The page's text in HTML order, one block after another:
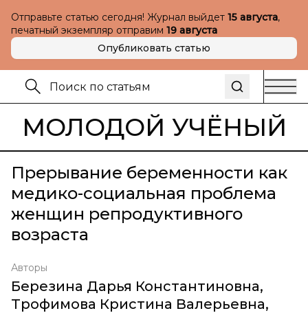
Отправьте статью сегодня! Журнал выйдет 15 августа,
печатный экземпляр отправим 19 августа
Опубликовать статью
МОЛОДОЙ УЧЁНЫЙ
Прерывание беременности как
медико-социальная проблема
женщин репродуктивного
возраста
Авторы
Березина Дарья Константиновна,
Трофимова Кристина Валерьевна,